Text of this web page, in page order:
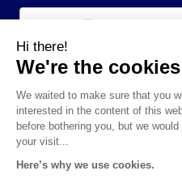
©2024 VISCONTI
Hi there!
We're the cookies
We waited to make sure that you
interested in the content of this
before bothering you, but we
your visit...
Here’s why we use cookies.